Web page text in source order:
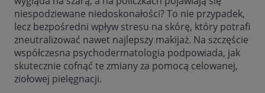
niespodziewane niedoskonałości? To nie przypadek,
lecz bezpośredni wpływ stresu na skórę, który potrafi
zneutralizować nawet najlepszy makijaż. Na szczęście
współczesna psychodermatologia podpowiada, jak
skutecznie cofnąć te zmiany za pomocą celowanej,
ziołowej pielęgnacji.